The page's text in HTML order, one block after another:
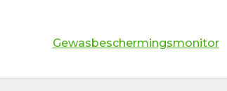
Gewasbeschermingsmonitor